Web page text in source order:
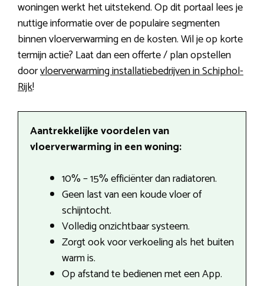
woningen werkt het uitstekend. Op dit portaal lees je
nuttige informatie over de populaire segmenten
binnen vloerverwarming en de kosten. Wil je op korte
termijn actie? Laat dan een offerte / plan opstellen
doorvloerverwarming installatiebedrijven in Schiphol-
Rijk!
Aantrekkelijke voordelen van
vloerverwarming in een woning:
10% – 15% efficiënter dan radiatoren.
Geen last van een koude vloer of
schijntocht.
Volledig onzichtbaar systeem.
Zorgt ook voor verkoeling als het buiten
warm is.
Op afstand te bedienen met een App.